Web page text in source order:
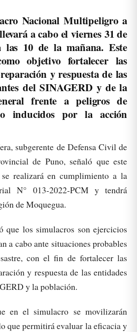
Nacional Multipeligro a
a cabo el viernes 31 de
las 10 de la mañana. Este
objetivo fortalecer las
y respuesta de las
del SINAGERD y de la
frente a peligros de
inducidos por la acción
subgerente de Defensa Civil de
de Puno, señaló que este
realizará en cumplimiento a la
N° 013-2022-PCM y tendrá
de Moquegua.
que los simulacros son ejercicios
a cabo ante situaciones probables
con el fin de fortalecer las
y respuesta de las entidades
y la población.
en el simulacro se movilizarán
que permitirá evaluar la eficacia y